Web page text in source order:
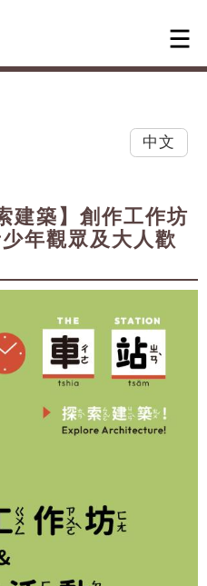
中文
建築】創作工作坊
年觀眾及大人歡